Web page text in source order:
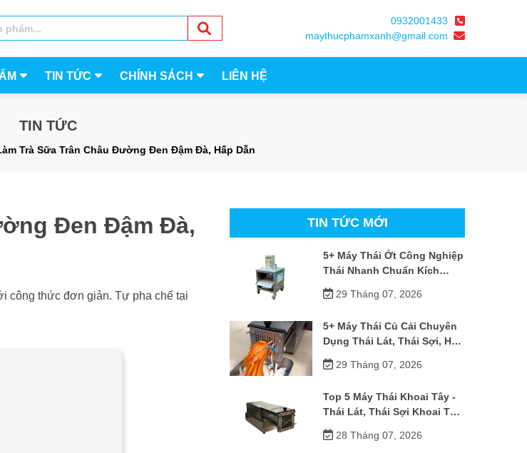
0932001433
maythucphamxanh@gmail.com
TIN TỨC CHÍNH SÁCH LIÊN HỆ
TIN TỨC
Trà Sữa Trân Châu Đường Đen Đậm Đà, Hấp Dẫn
Đen Đậm Đà,
công thức đơn giản. Tự pha chế tại
TIN TỨC MỚI
5+ Máy Thái Ớt Công Nghiệp
Thái Nhanh Chuẩn Kích
Thước
29 Tháng 07, 2026
5+ Máy Thái Củ Cải Chuyên
Dụng Thái Lát, Thái Sợi, Hạt
Lựu
29 Tháng 07, 2026
Top 5 Máy Thái Khoai Tây -
Thái Lát, Thái Sợi Khoai Tây
Chiên
28 Tháng 07, 2026